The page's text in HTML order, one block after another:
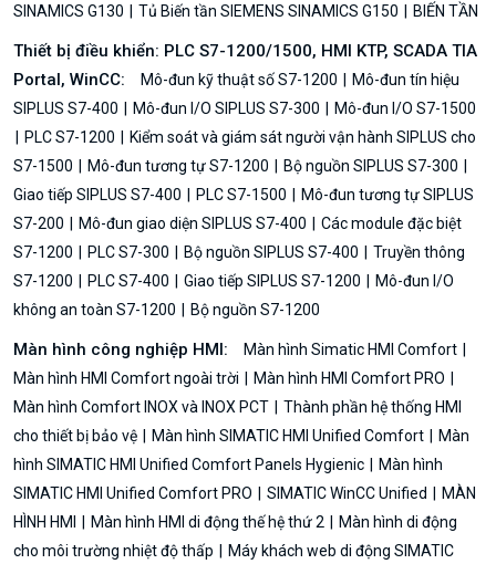
SINAMICS G130
Tủ Biến tần SIEMENS SINAMICS G150 BIẾN TẦN
Thiết bị điều khiển: PLC S7-1200/1500, HMI KTP, SCADA TIA
Portal, WinCC:
Mô-đun kỹ thuật số S7-1200
Mô-đun tín hiệu
SIPLUS S7-400
Mô-đun I/O SIPLUS S7-300
Mô-đun I/O S7-1500
PLC S7-1200
Kiểm soát và giám sát người vận hành SIPLUS cho
S7-1500
Mô-đun tương tự S7-1200
Bộ nguồn SIPLUS S7-300
Giao tiếp SIPLUS S7-400
PLC S7-1500
Mô-đun tương tự SIPLUS
S7-200
Mô-đun giao diện SIPLUS S7-400
Các module đặc biệt
S7-1200
PLC S7-300 Bộ nguồn SIPLUS S7-400
Truyền thông
S7-1200
PLC S7-400 Giao tiếp SIPLUS S7-1200
Mô-đun I/O
không an toàn S7-1200
Bộ nguồn S7-1200
Màn hình công nghiệp HMI:
Màn hình Simatic HMI Comfort
Màn hình HMI Comfort ngoài trời
Màn hình HMI Comfort PRO
Màn hình Comfort INOX và INOX PCT
Thành phần hệ thống HMI
cho thiết bị bảo vệ
Màn hình SIMATIC HMI Unified Comfort
Màn
hình SIMATIC HMI Unified Comfort Panels Hygienic
Màn hình
SIMATIC HMI Unified Comfort PRO
SIMATIC WinCC Unified
MÀN
HÌNH HMI
Màn hình HMI di động thế hệ thứ 2
Màn hình di động
cho môi trường nhiệt độ thấp
Máy khách web di động SIMATIC